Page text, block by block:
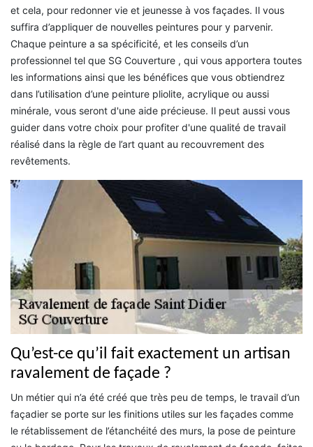
et cela, pour redonner vie et jeunesse à vos façades. Il vous
suffira d’appliquer de nouvelles peintures pour y parvenir.
Chaque peinture a sa spécificité, et les conseils d’un
professionnel tel que SG Couverture , qui vous apportera toutes
les informations ainsi que les bénéfices que vous obtiendrez
dans l’utilisation d’une peinture pliolite, acrylique ou aussi
minérale, vous seront d'une aide précieuse. Il peut aussi vous
guider dans votre choix pour profiter d'une qualité de travail
réalisé dans la règle de l’art quant au recouvrement des
revêtements.
Qu’est-ce qu’il fait exactement un artisan
ravalement de façade ?
Un métier qui n’a été créé que très peu de temps, le travail d’un
façadier se porte sur les finitions utiles sur les façades comme
le rétablissement de l’étanchéité des murs, la pose de peinture